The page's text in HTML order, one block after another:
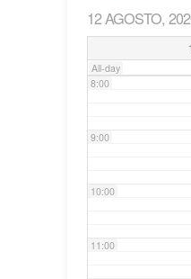
12 AGOSTO,
All-day
7:00
8:00
9:00
10:00
11:00